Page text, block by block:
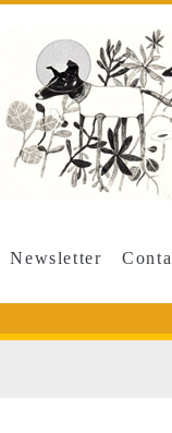
Newsletter